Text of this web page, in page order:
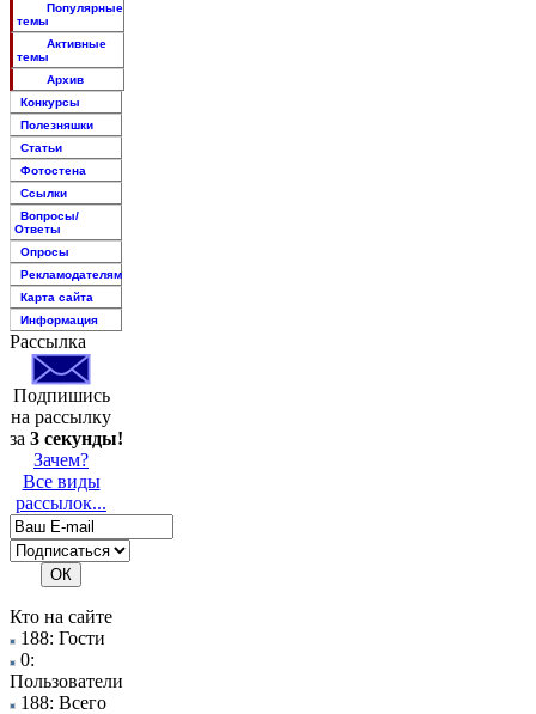
Популярные
темы
Активные
темы
Архив
Конкурсы
Полезняшки
Статьи
Фотостена
Ссылки
Вопросы/
Ответы
Опросы
Рекламодателям
Карта сайта
Информация
Рассылка
Подпишись
на рассылку
за 3 секунды!
Зачем?
Все виды
рассылок...
Кто на сайте
188: Гости
0:
Пользователи
188: Всего